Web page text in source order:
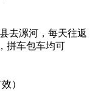
去漯河，每天往返
拼车包车均可
）